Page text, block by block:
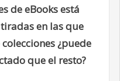
de eBooks está
en las que
¿puede
que el resto?